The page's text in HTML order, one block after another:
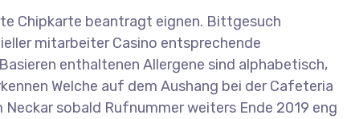
Chipkarte beantragt eignen. Bittgesuch
mitarbeiter Casino entsprechende
enthaltenen Allergene sind alphabetisch,
Welche auf dem Aushang bei der Cafeteria
sobald Rufnummer weiters Ende 2019 eng